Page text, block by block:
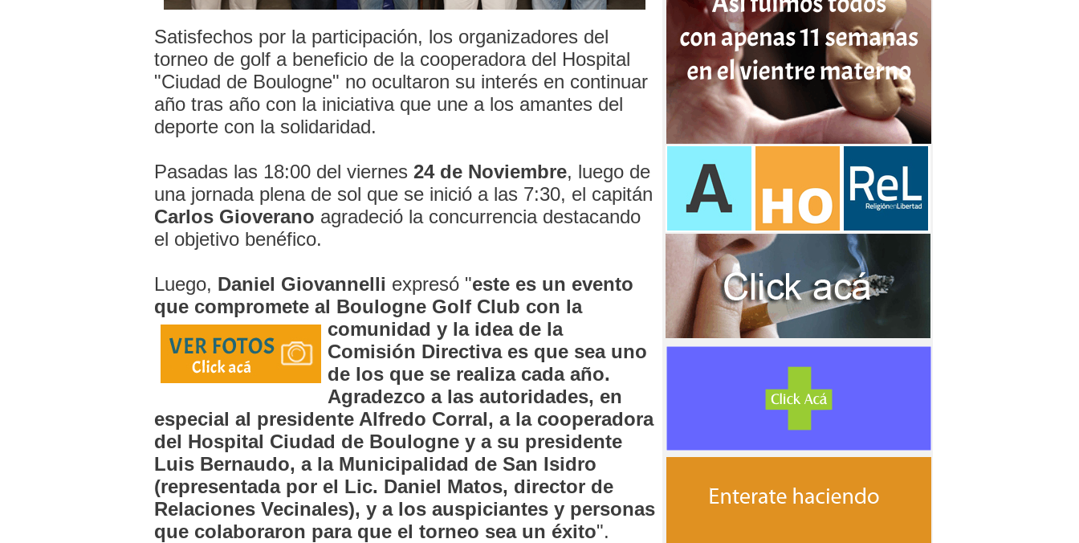
Satisfechos por la participación, los organizadores del
torneo de golf a beneficio de la cooperadora del Hospital
"Ciudad de Boulogne" no ocultaron su interés en continuar
año tras año con la iniciativa que une a los amantes del
deporte con la solidaridad.
Pasadas las 18:00 del viernes 24 de Noviembre, luego de
una jornada plena de sol que se inició a las 7:30, el capitán
Carlos Gioverano agradeció la concurrencia destacando
el objetivo benéfico.
Luego, Daniel Giovannelli expresó "este es un evento
que compromete al Boulogne Golf Club con la
comunidad y la idea de la
Comisión Directiva es que sea uno
de los que se realiza cada año.
Agradezco a las autoridades, en
especial al presidente Alfredo Corral, a la cooperadora
del Hospital Ciudad de Boulogne y a su presidente
Luis Bernaudo, a la Municipalidad de San Isidro
(representada por el Lic. Daniel Matos, director de
Relaciones Vecinales), y a los auspiciantes y personas
que colaboraron para que el torneo sea un éxito".